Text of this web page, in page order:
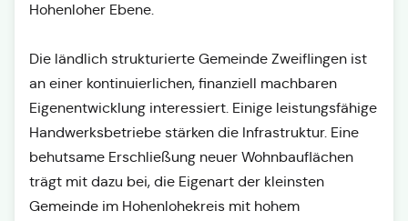
Hohenloher Ebene.
Die ländlich strukturierte Gemeinde Zweiflingen ist
an einer kontinuierlichen, finanziell machbaren
Eigenentwicklung interessiert. Einige leistungsfähige
Handwerksbetriebe stärken die Infrastruktur. Eine
behutsame Erschließung neuer Wohnbauflächen
trägt mit dazu bei, die Eigenart der kleinsten
Gemeinde im Hohenlohekreis mit hohem